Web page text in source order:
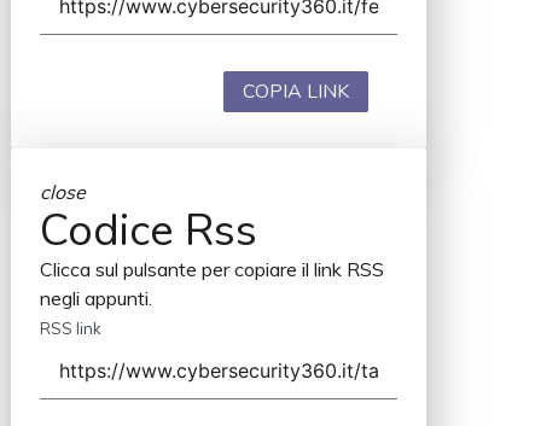
COPIA LINK
close
Codice Rss
Clicca sul pulsante per copiare il link RSS
negli appunti.
RSS link